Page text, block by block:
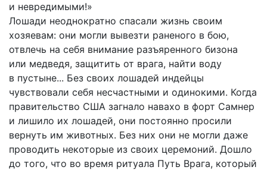
и невредимыми!»
Лошади неоднократно спасали жизнь своим
хозяевам: они могли вывезти раненого в бою,
отвлечь на себя внимание разъяренного бизона
или медведя, защитить от врага, найти воду
в пустыне... Без своих лошадей индейцы
чувствовали себя несчастными и одинокими. Когда
правительство США загнало навахо в форт Самнер
и лишило их лошадей, они постоянно просили
вернуть им животных. Без них они не могли даже
проводить некоторые из своих церемоний. Дошло
до того, что во время ритуала Путь Врага, который